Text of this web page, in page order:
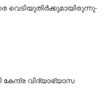
വെടിയുതിര്‍ക്കുമായിരുന്നു-
കേന്ദ്ര വിദ്യാഭ്യാസ